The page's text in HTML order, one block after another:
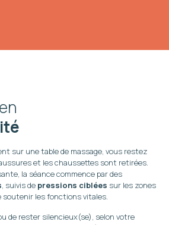
sur une table de massage, vous restez
et les chaussettes sont retirées.
la séance commence par des
, suivis de pressions ciblées sur les zones
soutenir les fonctions vitales.
de rester silencieux(se), selon votre